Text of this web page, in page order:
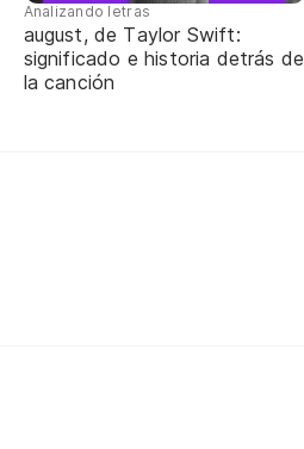
Analizando letras
august, de Taylor Swift:
significado e historia detrás de
la canción